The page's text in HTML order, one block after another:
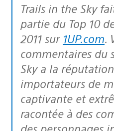
Trails in the Sky
partie du Top 10
2011 sur 1UP.com.
commentaires du
Sky a la
importateurs de
captivante et
racontée à des
des personnages